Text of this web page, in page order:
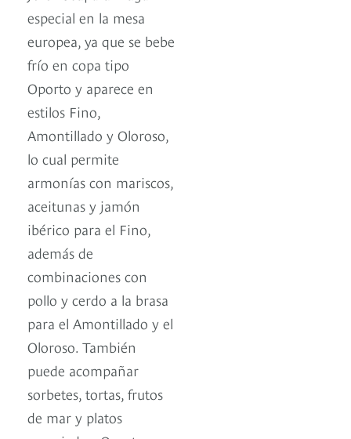
especial en la mesa
europea, ya que se bebe
frío en copa tipo
Oporto y aparece en
estilos Fino,
Amontillado y Oloroso,
lo cual permite
armonías con mariscos,
aceitunas y jamón
ibérico para el Fino,
además de
combinaciones con
pollo y cerdo a la brasa
para el Amontillado y el
Oloroso. También
puede acompañar
sorbetes, tortas, frutos
de mar y platos